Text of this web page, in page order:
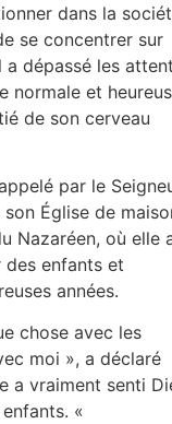
dans la
se concentrer sur
a dépassé les
normale et
de son cerveau
par le
Église de
Nazaréen, où elle
des enfants et
années.
chose avec les
moi », a déclaré
a vraiment senti
«